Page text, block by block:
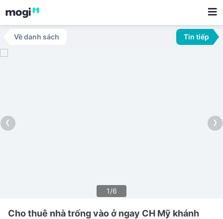
Về danh sách Tin tiếp
‹ ›
1/6
Cho thuê nhà trống vào ở ngay CH Mỹ khánh